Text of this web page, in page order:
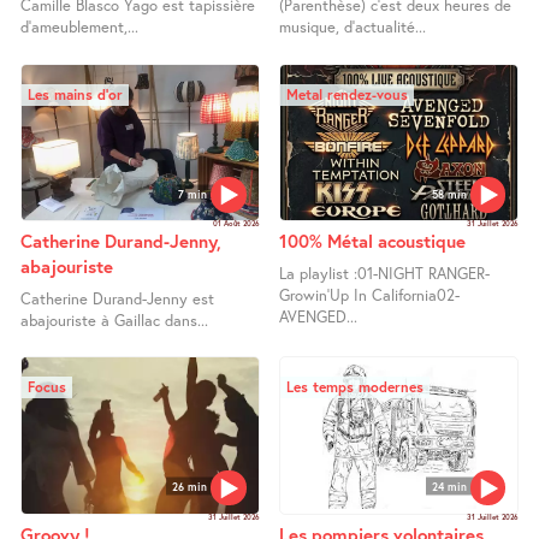
Camille Blasco Yago est tapissière
d’ameublement,...
(Parenthèse) c’est deux heures de
musique, d’actualité...
7 min
Les mains d’or
01 Août 2026
Catherine Durand-Jenny,
abajouriste
Catherine Durand-Jenny est
abajouriste à Gaillac dans...
58 min
Metal rendez-vous
31 Juillet 2026
100% Métal acoustique
La playlist :01-NIGHT RANGER-
Growin’Up In California02-
AVENGED...
26 min
Focus
31 Juillet 2026
Groovy !
24 min
Les temps modernes
31 Juillet 2026
Les pompiers volontaires